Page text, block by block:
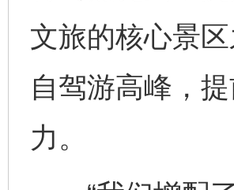
文旅的核心景
自驾游高峰，
力。